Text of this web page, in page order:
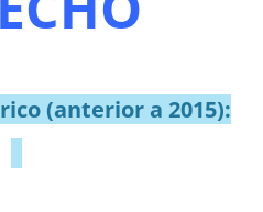
(anterior a 2015):